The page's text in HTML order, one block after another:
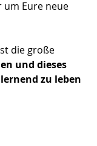
um Eure neue
die große
und dieses
zu leben